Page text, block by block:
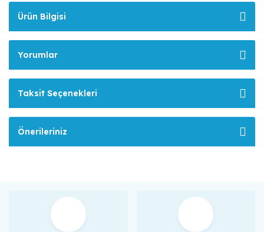
Ürün Bilgisi
Yorumlar
Taksit Seçenekleri
Önerileriniz